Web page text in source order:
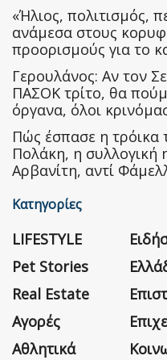
«Ήλιος, πολιτισμός,
ανάμεσα στους
προορισμούς για το
Γερουλάνος: Αν τον
ΠΑΣΟΚ τρίτο, θα
όργανα, όλοι
Πώς έσπασε η τρόικα
Πολάκη, η συλλογική
Αρβανίτη, αντί
Κατηγορίες
LIFESTYLE
Pet Stories
Real Estate
Αγορές
Αθλητικά